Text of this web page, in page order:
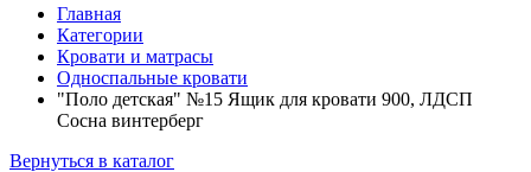
Главная
Категории
Кровати и матрасы
Односпальные кровати
"Поло детская" №15 Ящик для кровати 900, ЛДСП
Сосна винтерберг
Вернуться в каталог